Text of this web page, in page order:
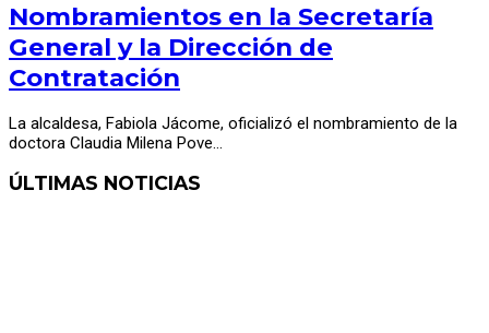
Nombramientos en la Secretaría
General y la Dirección de
Contratación
La alcaldesa, Fabiola Jácome, oficializó el nombramiento de la
doctora Claudia Milena Pove…
ÚLTIMAS NOTICIAS